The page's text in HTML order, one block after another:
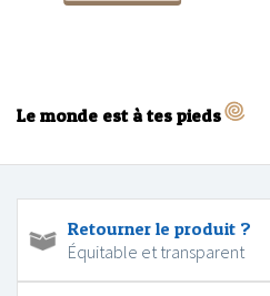
Le monde est à tes pieds
Retourner le produit ?
Équitable et transparent